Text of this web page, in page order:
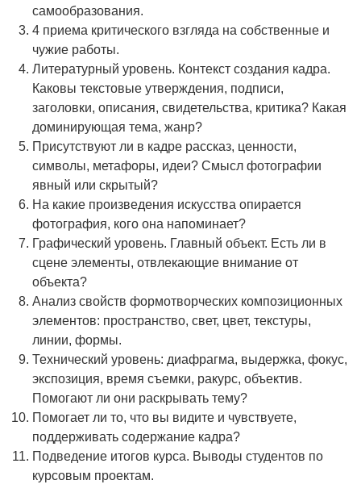
самообразования.
4 приема критического взгляда на собственные и
чужие работы.
Литературный уровень. Контекст создания кадра.
Каковы текстовые утверждения, подписи,
заголовки, описания, свидетельства, критика? Какая
доминирующая тема, жанр?
Присутствуют ли в кадре рассказ, ценности,
символы, метафоры, идеи? Смысл фотографии
явный или скрытый?
На какие произведения искусства опирается
фотография, кого она напоминает?
Графический уровень. Главный объект. Есть ли в
сцене элементы, отвлекающие внимание от
объекта?
Анализ свойств формотворческих композиционных
элементов: пространство, свет, цвет, текстуры,
линии, формы.
Технический уровень: диафрагма, выдержка, фокус,
экспозиция, время съемки, ракурс, объектив.
Помогают ли они раскрывать тему?
Помогает ли то, что вы видите и чувствуете,
поддерживать содержание кадра?
Подведение итогов курса. Выводы студентов по
курсовым проектам.